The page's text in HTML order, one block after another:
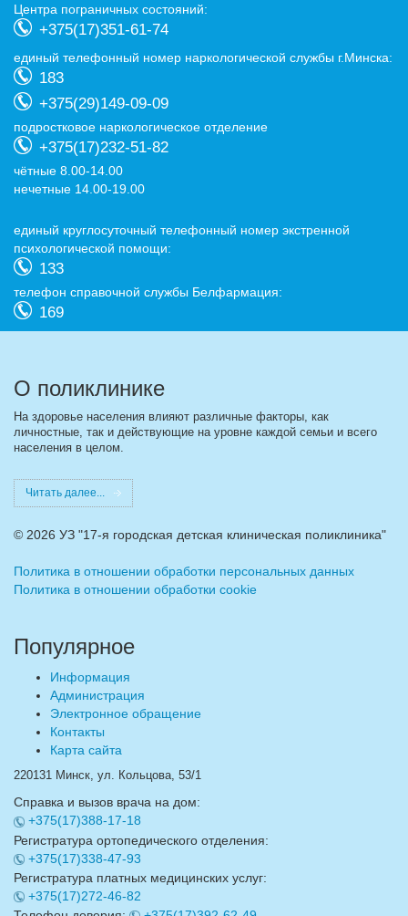
Центра пограничных состояний:
+375(17)351-61-74
eдиный телефонный номер наркологической службы г.Минска:
183
+375(29)149-09-09
подростковое наркологическое отделение
+375(17)232-51-82
чётные 8.00-14.00
нечетные 14.00-19.00
eдиный круглосуточный телефонный номер экстренной
психологической помощи:
133
телефон справочной службы Белфармация:
169
О поликлинике
На здоровье населения влияют различные факторы, как
личностные, так и действующие на уровне каждой семьи и всего
населения в целом.
Читать далее...
© 2026 УЗ "17-я городская детская клиническая поликлиника"
Политика в отношении обработки персональных данных
Политика в отношении обработки cookie
Популярное
Информация
Администрация
Электронное обращение
Контакты
Карта сайта
220131 Минск, ул. Кольцова, 53/1
Справка и вызов врача на дом:
+375(17)388-17-18
Регистратура ортопедического отделения:
+375(17)338-47-93
Регистратура платных медицинских услуг:
+375(17)272-46-82